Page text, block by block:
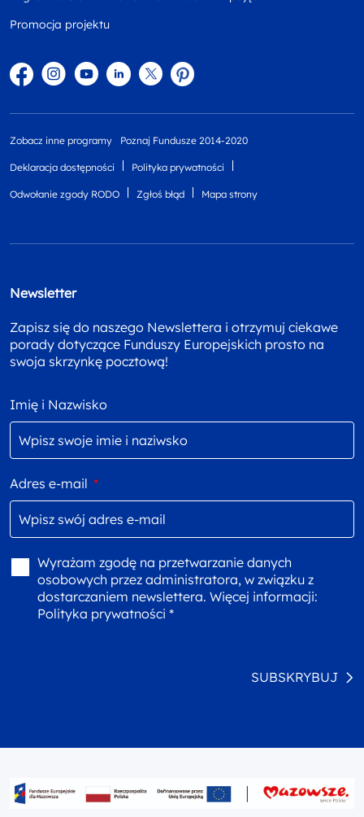
Promocja projektu
FacebookInstagram
YouTubeLinkedintwitterPinterest
Zobacz inne programy Poznaj Fundusze 2014-2020
Deklaracja dostępności Polityka prywatności
Odwołanie zgody RODO Zgłoś błąd Mapa strony
Newsletter
Zapisz się do naszego Newslettera i otrzymuj ciekawe
porady dotyczące Funduszy Europejskich prosto na
swoja skrzynkę pocztową!
Imię i Nazwisko
Adres e-mail *
Wyrażam zgodę na przetwarzanie danych
osobowych przez administratora, w związku z
dostarczaniem newslettera. Więcej informacji:
Polityka prywatności *
SUBSKRYBUJ